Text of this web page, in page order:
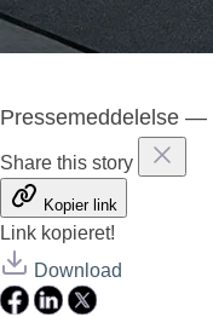
Pressemeddelelse —
Share this story
Kopier link
Link kopieret!
Download